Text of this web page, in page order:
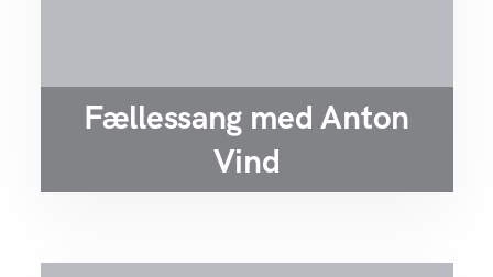
Fællessang med Anton
Vind